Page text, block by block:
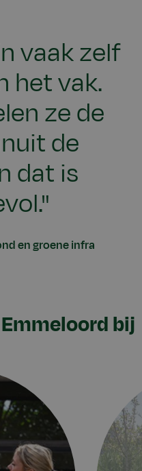
vaak zelf
het vak.
ze de
de
dat is
en groene infra
bij